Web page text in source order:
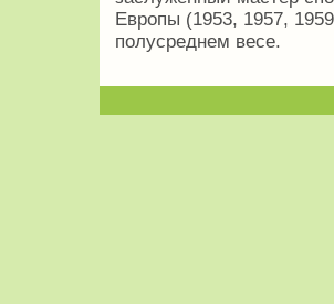
Европы (1953, 1957,
полусреднем весе.